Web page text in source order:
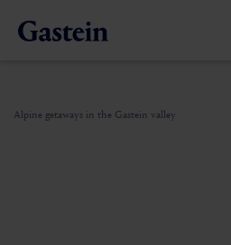
Alpine getaways in the Gastein valley